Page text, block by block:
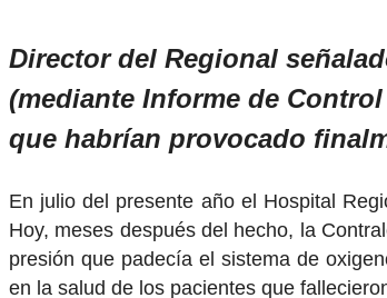
Director del Regional
(mediante Informe de
que habrían provocado
En julio del presente año el Hospital
Hoy, meses después del hecho, la
presión que padecía el sistema de
en la salud de los pacientes que